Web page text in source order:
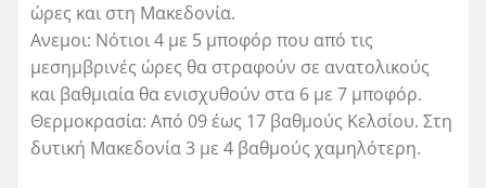
ώρες και στη Μακεδονία.
Ανεμοι: Νότιοι 4 με 5 μποφόρ που από τις
μεσημβρινές ώρες θα στραφούν σε ανατολικούς
και βαθμιαία θα ενισχυθούν στα 6 με 7 μποφόρ.
Θερμοκρασία: Από 09 έως 17 βαθμούς Κελσίου. Στη
δυτική Μακεδονία 3 με 4 βαθμούς χαμηλότερη.